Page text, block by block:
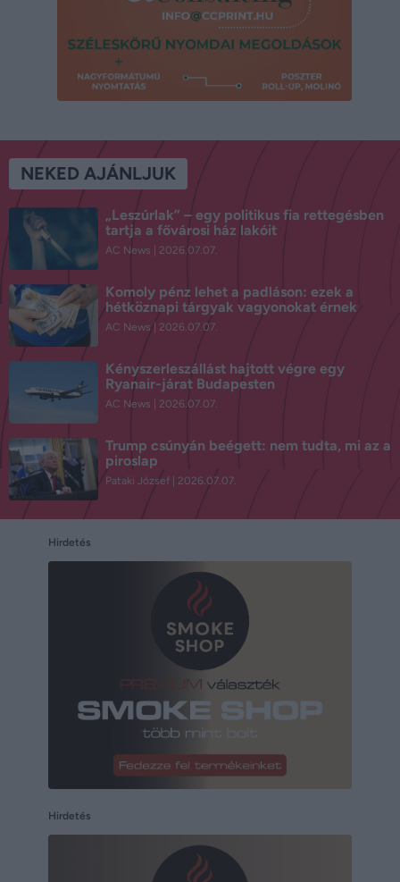
NEKED AJÁNLJUK
„Leszúrlak” – egy politikus fia rettegésben
tartja a fővárosi ház lakóit
AC News 2026.07.07.
Komoly pénz lehet a padláson: ezek a
hétköznapi tárgyak vagyonokat érnek
AC News 2026.07.07.
Kényszerleszállást hajtott végre egy
Ryanair-járat Budapesten
AC News 2026.07.07.
Trump csúnyán beégett: nem tudta, mi az a
piroslap
Pataki József 2026.07.07.
Hirdetés
Hirdetés